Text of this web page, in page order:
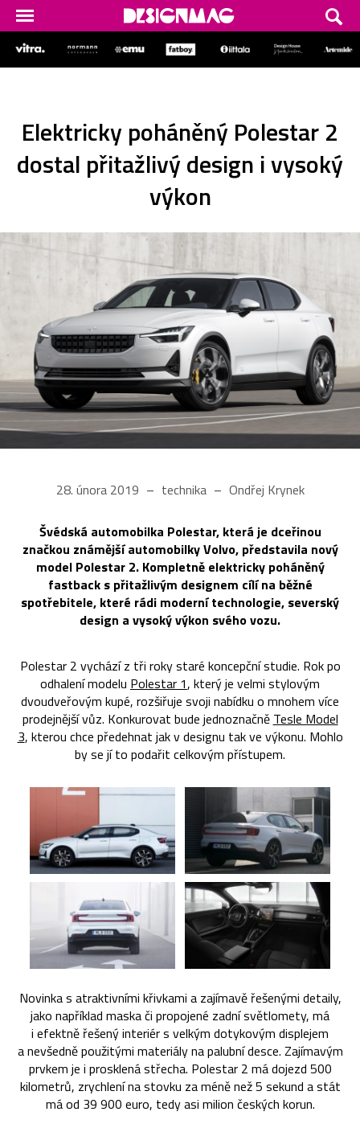
Elektricky poháněný Polestar 2
dostal přitažlivý design i vysoký
výkon
28. února 2019 technika Ondřej Krynek
Švédská automobilka Polestar, která je dceřinou
značkou známější automobilky Volvo, představila nový
model Polestar 2. Kompletně elektricky poháněný
fastback s přitažlivým designem cílí na běžné
spotřebitele, které rádi moderní technologie, severský
design a vysoký výkon svého vozu.
Polestar 2 vychází z tři roky staré koncepční studie. Rok po
odhalení modelu Polestar 1, který je velmi stylovým
dvoudveřovým kupé, rozšiřuje svoji nabídku o mnohem více
prodejnější vůz. Konkurovat bude jednoznačně Tesle Model
3, kterou chce předehnat jak v designu tak ve výkonu. Mohlo
by se jí to podařit celkovým přístupem.
Novinka s atraktivními křivkami a zajímavě řešenými detaily,
jako například maska či propojené zadní světlomety, má
i efektně řešený interiér s velkým dotykovým displejem
a nevšedně použitými materiály na palubní desce. Zajímavým
prvkem je i prosklená střecha. Polestar 2 má dojezd 500
kilometrů, zrychlení na stovku za méně než 5 sekund a stát
má od 39 900 euro, tedy asi milion českých korun.